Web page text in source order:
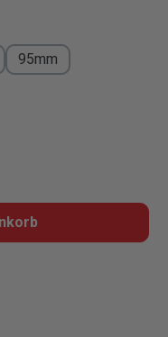
95mm
die Schaltflächen um